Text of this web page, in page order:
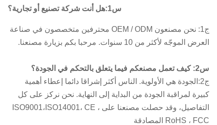
س1:هل أنت شركة تصنيع أو تجارية؟
ج1: نحن مصنعون OEM / ODM محترفين متخصصون في صناعة
العرض الموجّه لأكثر من 10 سنوات. مرحبا بكم بزيارة مصنعنا.
س2: كيف تعمل مصنعكم فيما يتعلق بالتحكم في الجودة؟
ج2:الجودة هي الأولوية. الناس أكثر إشراقا دائما إعطاء أهمية
كبيرة لمراقبة الجودة من البداية إلى النهاية. نحن نركز على كل
التفاصيل، وقد حصلت مصنعنا على ISO9001،ISO14001، CE ،
RoHS ، FCC المصادقة